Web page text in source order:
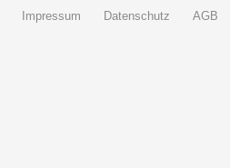
Impressum Datenschutz AGB